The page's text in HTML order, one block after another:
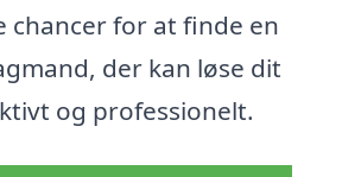
chancer for at finde en
der kan løse dit
og professionelt.